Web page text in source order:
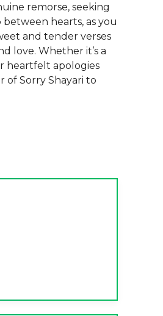
remorse, seeking
hearts, as you
and tender verses
love. Whether it’s a
heartfelt apologies
Sorry Shayari to